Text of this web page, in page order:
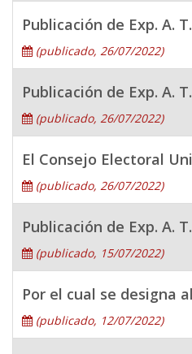
Publicación de Exp. A.
(publicado, 26/07/2022)
Publicación de Exp. A.
(publicado, 26/07/2022)
El Consejo Electoral
(publicado, 26/07/2022)
Publicación de Exp. A.
(publicado, 15/07/2022)
Por el cual se designa
(publicado, 12/07/2022)